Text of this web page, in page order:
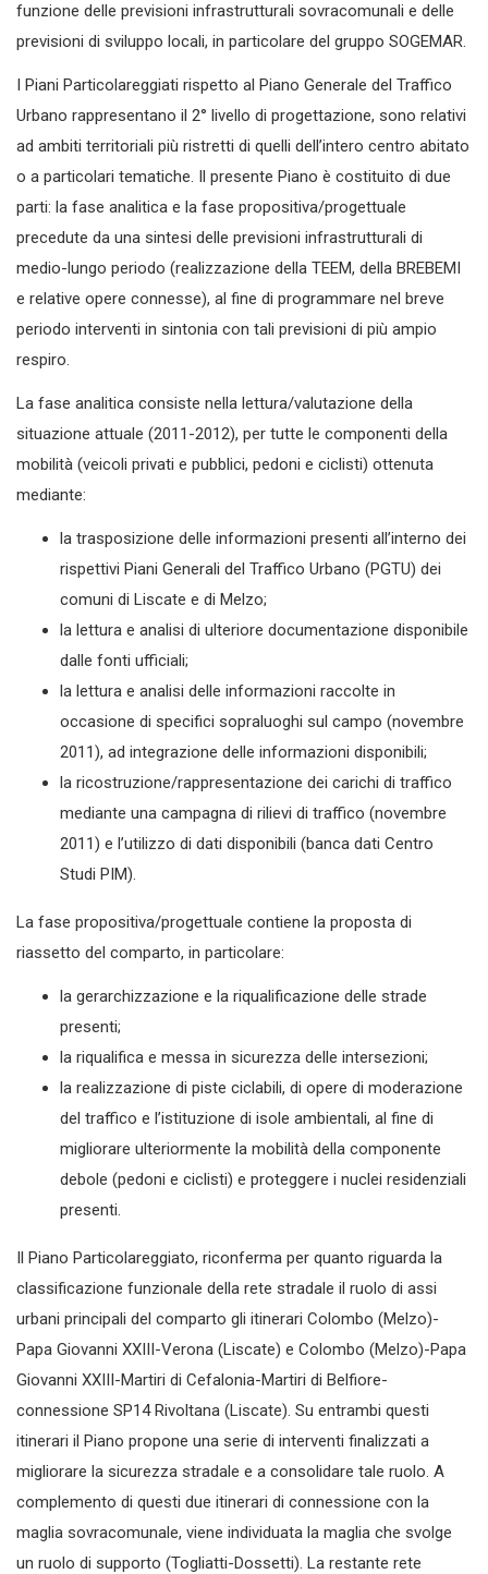
funzione delle previsioni infrastrutturali sovracomunali e delle
previsioni di sviluppo locali, in particolare del gruppo SOGEMAR.
I Piani Particolareggiati rispetto al Piano Generale del Traffico
Urbano rappresentano il 2° livello di progettazione, sono relativi
ad ambiti territoriali più ristretti di quelli dell’intero centro abitato
o a particolari tematiche. Il presente Piano è costituito di due
parti: la fase analitica e la fase propositiva/progettuale
precedute da una sintesi delle previsioni infrastrutturali di
medio-lungo periodo (realizzazione della TEEM, della BREBEMI
e relative opere connesse), al fine di programmare nel breve
periodo interventi in sintonia con tali previsioni di più ampio
respiro.
La fase analitica consiste nella lettura/valutazione della
situazione attuale (2011-2012), per tutte le componenti della
mobilità (veicoli privati e pubblici, pedoni e ciclisti) ottenuta
mediante:
la trasposizione delle informazioni presenti all’interno dei
rispettivi Piani Generali del Traffico Urbano (PGTU) dei
comuni di Liscate e di Melzo;
la lettura e analisi di ulteriore documentazione disponibile
dalle fonti ufficiali;
la lettura e analisi delle informazioni raccolte in
occasione di specifici sopraluoghi sul campo (novembre
2011), ad integrazione delle informazioni disponibili;
la ricostruzione/rappresentazione dei carichi di traffico
mediante una campagna di rilievi di traffico (novembre
2011) e l’utilizzo di dati disponibili (banca dati Centro
Studi PIM).
La fase propositiva/progettuale contiene la proposta di
riassetto del comparto, in particolare:
la gerarchizzazione e la riqualificazione delle strade
presenti;
la riqualifica e messa in sicurezza delle intersezioni;
la realizzazione di piste ciclabili, di opere di moderazione
del traffico e l’istituzione di isole ambientali, al fine di
migliorare ulteriormente la mobilità della componente
debole (pedoni e ciclisti) e proteggere i nuclei residenziali
presenti.
Il Piano Particolareggiato, riconferma per quanto riguarda la
classificazione funzionale della rete stradale il ruolo di assi
urbani principali del comparto gli itinerari Colombo (Melzo)-
Papa Giovanni XXIII-Verona (Liscate) e Colombo (Melzo)-Papa
Giovanni XXIII-Martiri di Cefalonia-Martiri di Belfiore-
connessione SP14 Rivoltana (Liscate). Su entrambi questi
itinerari il Piano propone una serie di interventi finalizzati a
migliorare la sicurezza stradale e a consolidare tale ruolo. A
complemento di questi due itinerari di connessione con la
maglia sovracomunale, viene individuata la maglia che svolge
un ruolo di supporto (Togliatti-Dossetti). La restante rete